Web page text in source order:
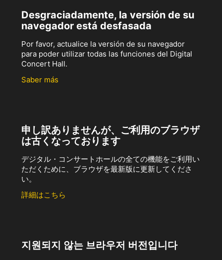
Desgraciadamente, la versión de su
navegador está desfasada
Por favor, actualice la versión de su navegador
para poder utilizar todas las funciones del Digital
Concert Hall.
Saber más
申し訳ありませんが、ご利用のブラウザ
は古くなっております
デジタル・コンサートホールの全ての機能をご利用い
ただくために、ブラウザを最新版に更新してくださ
い。
詳細はこちら
지원되지 않는 브라우저 버전입니다